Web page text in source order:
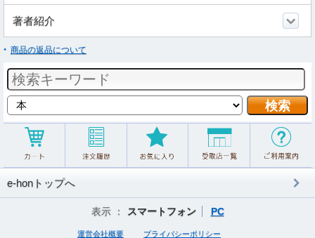
著者紹介
商品の返品について
e-honトップへ
表示 ： スマートフォン PC
運営会社概要 プライバシーポリシー